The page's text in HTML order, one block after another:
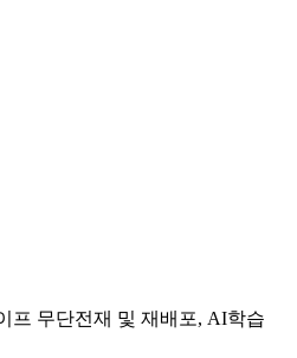
프 무단전재 및 재배포, AI학습